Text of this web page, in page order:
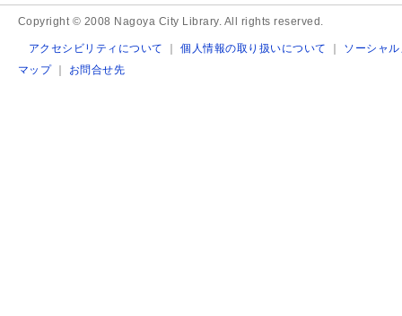
Copyright © 2008 Nagoya City Library. All rights reserved.
アクセシビリティについて ｜個人情報の取り扱いについて ｜ ソーシャ
マップ｜ お問合せ先